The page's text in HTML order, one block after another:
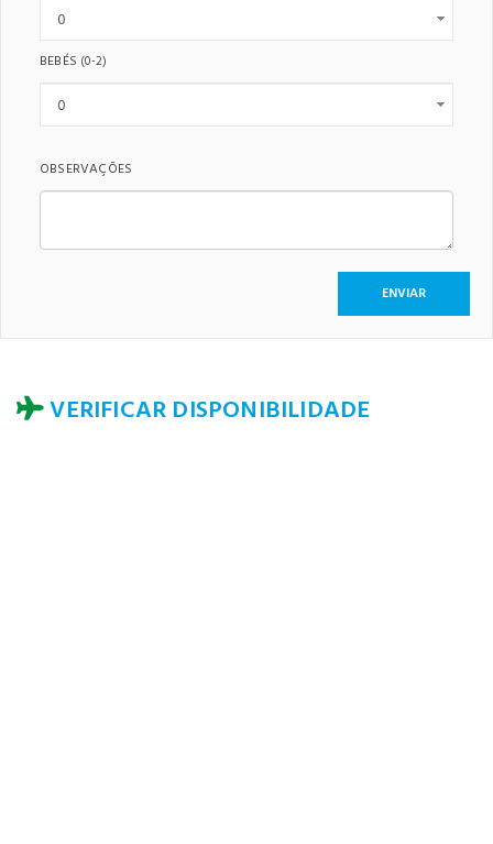
BEBÉS (0-2)
OBSERVAÇÕES
VERIFICAR DISPONIBILIDADE